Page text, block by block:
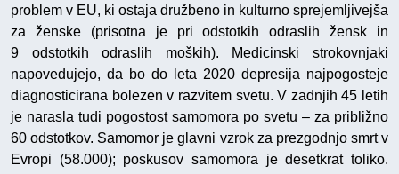
problem v EU, ki ostaja družbeno in kulturno sprejemljivejša
za ženske (prisotna je pri odstotkih odraslih žensk in
9 odstotkih odraslih moških). Medicinski strokovnjaki
napovedujejo, da bo do leta 2020 depresija najpogosteje
diagnosticirana bolezen v razvitem svetu. V zadnjih 45 letih
je narasla tudi pogostost samomora po svetu – za približno
60 odstotkov. Samomor je glavni vzrok za prezgodnjo smrt v
Evropi (58.000); poskusov samomora je desetkrat toliko.